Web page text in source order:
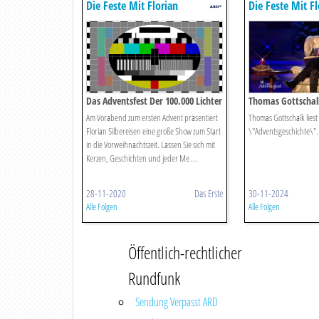
Die Feste Mit Florian
Silbereisen
Das Adventsfest Der 100.000 Lichter
Am Vorabend zum ersten Advent präsentiert
Florian Silbereisen eine große Show zum Start
in die Vorweihnachtszeit. Lassen Sie sich mit
Kerzen, Geschichten und jeder Me ...
28-11-2020 Das Erste
Alle Folgen
Die Feste Mit
Silbereisen
Thomas
Thomas Gottschalk
\"Adventsgeschichte\".
30-11-2024
Alle Folgen
Öffentlich-rechtlicher
Rundfunk
Sendung Verpasst ARD